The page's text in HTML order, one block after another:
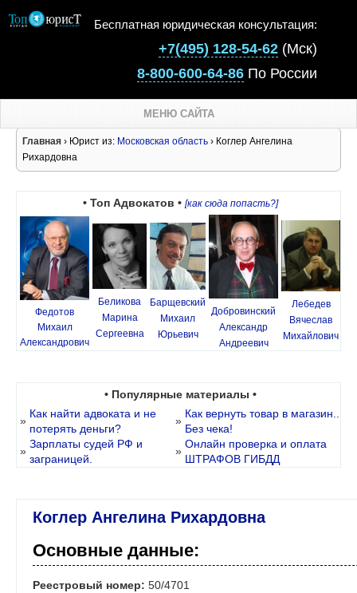
Бесплатная юридическая консультация:
+7(495) 128-54-62 (Мск)
8-800-600-64-86 По России
МЕНЮ САЙТА
Главная › Юрист из: Московская область › Коглер Ангелина
Рихардовна
• Топ Адвокатов • [как сюда попасть?]
Федотов
Михаил
Александрович
Беликова
Марина
Сергеевна
Барщевский
Михаил
Юрьевич
Добровинский
Александр
Андреевич
Лебедев
Вячеслав
Михайлович
• Популярные материалы •
»
Как найти адвоката и не
потерять деньги?
»
Как вернуть товар в магазин..
Без чека!
»
Зарплаты судей РФ и
заграницей.
»
Онлайн проверка и оплата
ШТРАФОВ ГИБДД
Коглер Ангелина Рихардовна
Основные данные:
Реестровый номер: 50/4701